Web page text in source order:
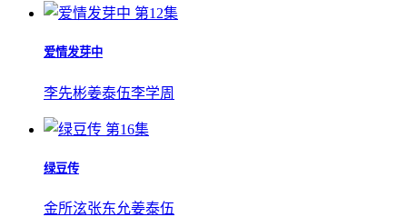
第12集
爱情发芽中
李先彬姜泰伍李学周
第16集
绿豆传
金所泫张东允姜泰伍